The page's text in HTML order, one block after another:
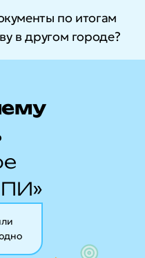
по итогам
в другом городе?